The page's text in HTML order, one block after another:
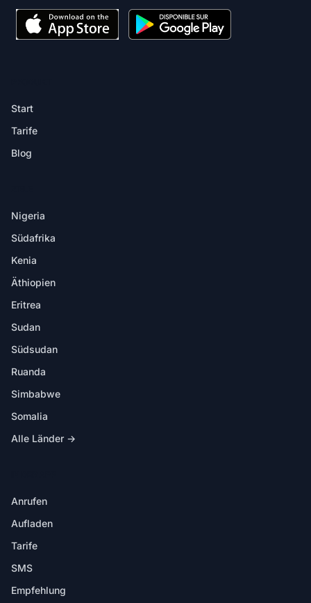
Start
Tarife
Blog
Nigeria
Südafrika
Kenia
Äthiopien
Eritrea
Sudan
Südsudan
Ruanda
Simbabwe
Somalia
Alle Länder →
Anrufen
Aufladen
Tarife
SMS
Empfehlung